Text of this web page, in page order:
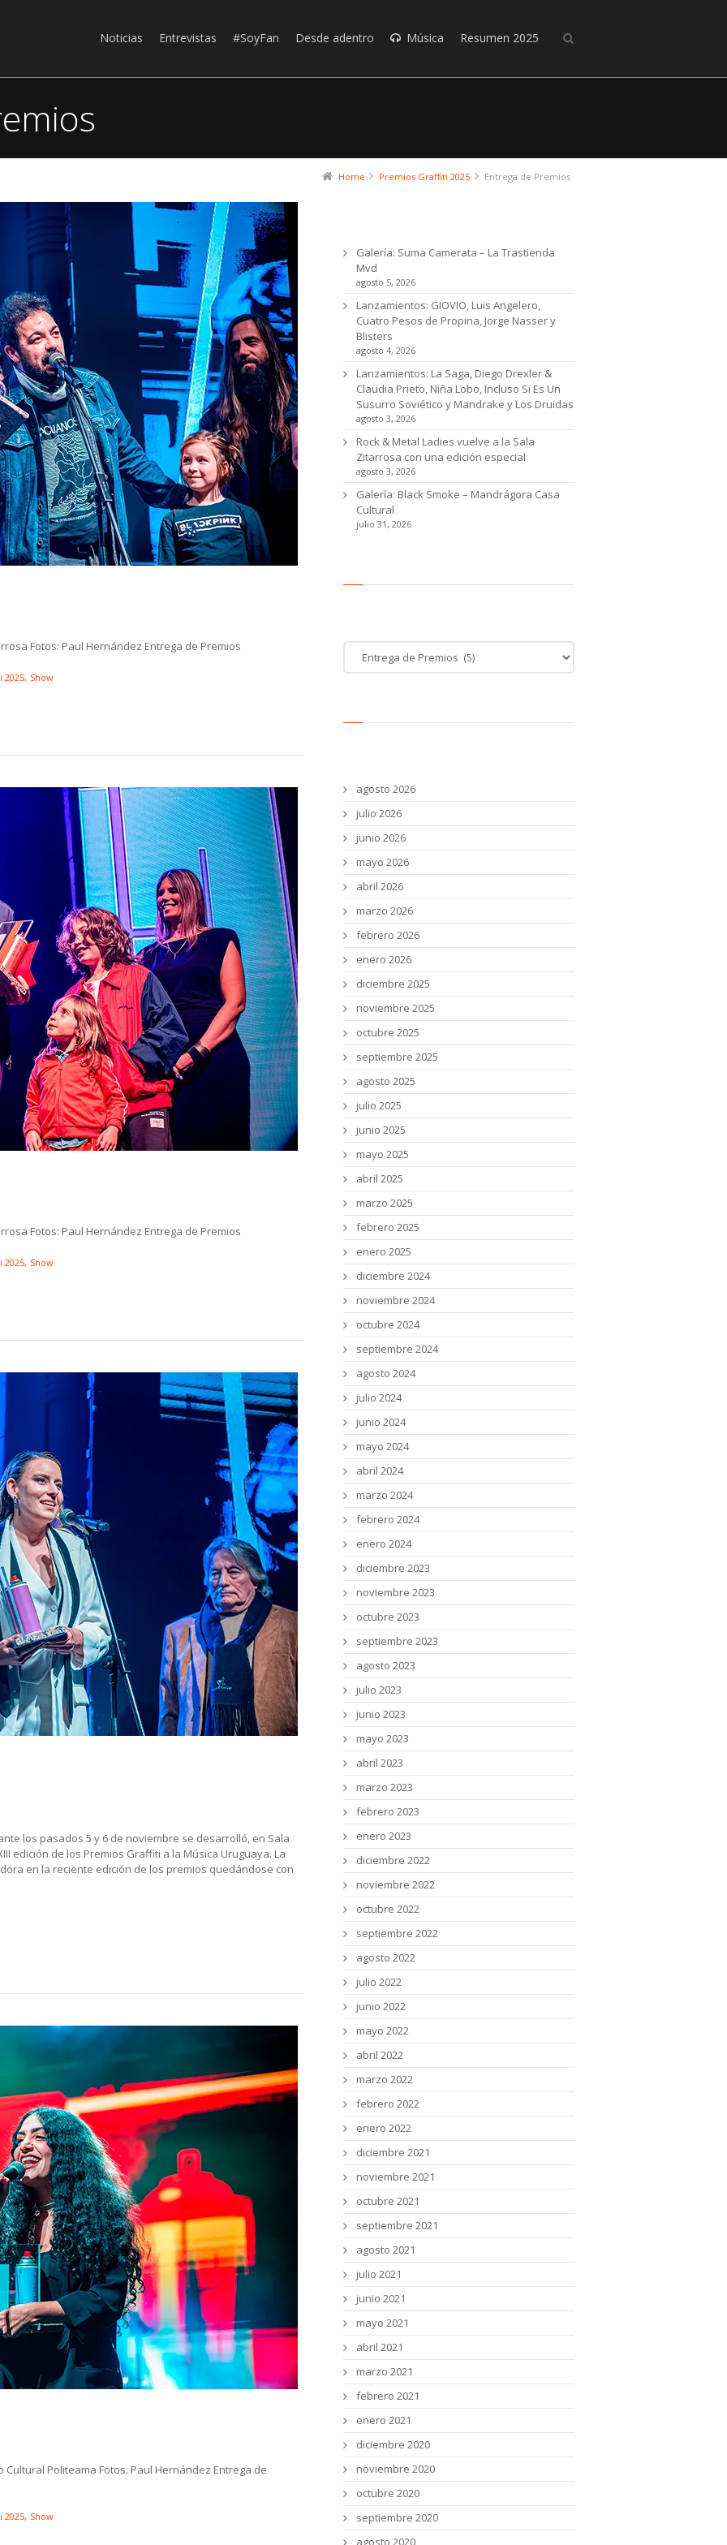
Noticias Entrevistas #SoyFan Desde adentro Música Resumen 2025
Home Premios Graffiti 2025 Entrega de Premios
Fotos: Paul Hernández Entrega de Premios
2025 Show
Fotos: Paul Hernández Entrega de Premios
2025 Show
los pasados 5 y 6 de noviembre se desarrolló, en Sala
edición de los Premios Graffiti a la Música Uruguaya. La
en la reciente edición de los premios quedándose con
Cultural Politeama Fotos: Paul Hernández Entrega de
2025 Show
Galería: Suma Camerata – La Trastienda
Mvd
agosto 5, 2026
Lanzamientos: GIOVIO, Luis Angelero,
Cuatro Pesos de Propina, Jorge Nasser y
Blisters
agosto 4, 2026
Lanzamientos: La Saga, Diego Drexler &
Claudia Prieto, Niña Lobo, Incluso Si Es Un
Susurro Soviético y Mandrake y Los Druidas
agosto 3, 2026
Rock & Metal Ladies vuelve a la Sala
Zitarrosa con una edición especial
agosto 3, 2026
Galería: Black Smoke – Mandrágora Casa
Cultural
julio 31, 2026
Categoría
noticias
agosto 2026
julio 2026
junio 2026
mayo 2026
abril 2026
marzo 2026
febrero 2026
enero 2026
diciembre 2025
noviembre 2025
octubre 2025
septiembre 2025
agosto 2025
julio 2025
junio 2025
mayo 2025
abril 2025
marzo 2025
febrero 2025
enero 2025
diciembre 2024
noviembre 2024
octubre 2024
septiembre 2024
agosto 2024
julio 2024
junio 2024
mayo 2024
abril 2024
marzo 2024
febrero 2024
enero 2024
diciembre 2023
noviembre 2023
octubre 2023
septiembre 2023
agosto 2023
julio 2023
junio 2023
mayo 2023
abril 2023
marzo 2023
febrero 2023
enero 2023
diciembre 2022
noviembre 2022
octubre 2022
septiembre 2022
agosto 2022
julio 2022
junio 2022
mayo 2022
abril 2022
marzo 2022
febrero 2022
enero 2022
diciembre 2021
noviembre 2021
octubre 2021
septiembre 2021
agosto 2021
julio 2021
junio 2021
mayo 2021
abril 2021
marzo 2021
febrero 2021
enero 2021
diciembre 2020
noviembre 2020
octubre 2020
septiembre 2020
agosto 2020